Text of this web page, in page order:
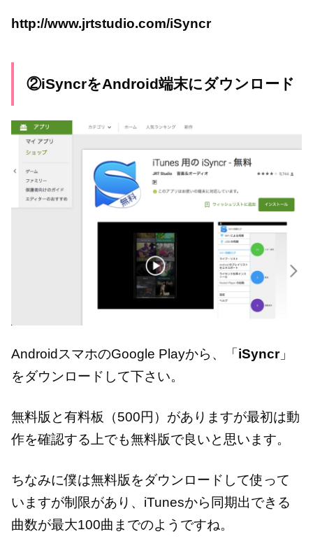
http://www.jrtstudio.com/iSyncr
②iSyncrをAndroid端末にダウンロード
AndroidスマホのGoogle Playから、「iSyncr」
をダウンロードして下さい。
無料版と有料板（500円）がありますが最初は動
作を確認する上でも無料版で良いと思います。
ちなみに僕は無料版をダウンロードして使って
いますが制限があり、iTunesから同期出できる
曲数が最大100曲までのようですね。